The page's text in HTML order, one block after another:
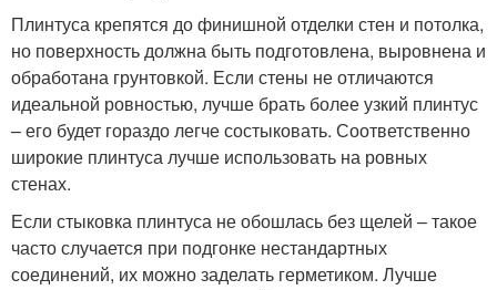
Плинтуса крепятся до финишной отделки стен и потолка,
но поверхность должна быть подготовлена, выровнена и
обработана грунтовкой. Если стены не отличаются
идеальной ровностью, лучше брать более узкий плинтус
– его будет гораздо легче состыковать. Соответственно
широкие плинтуса лучше использовать на ровных
стенах.
Если стыковка плинтуса не обошлась без щелей – такое
часто случается при подгонке нестандартных
соединений, их можно заделать герметиком. Лучше